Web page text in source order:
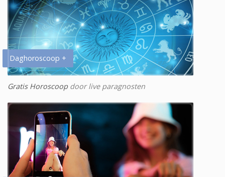
Daghoroscoop +
Gratis Horoscoopdoor live paragnosten